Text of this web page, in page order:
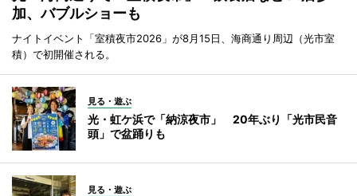
加、バブルショーも
ナイトイベント「室積夜市2026」が8月15日、海商通り周辺（光市室
積）で初開催される。
見る・遊ぶ
光・虹ケ浜で「納涼夜市」 20年ぶり「光市民音
頭」で盆踊りも
見る・遊ぶ